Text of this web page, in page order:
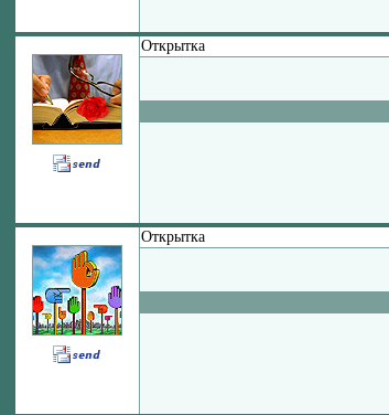
Открытка
Открытка